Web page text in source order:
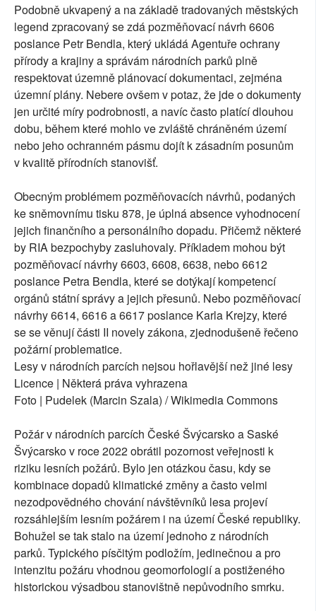
Podobně ukvapený a na základě tradovaných městských
legend zpracovaný se zdá pozměňovací návrh 6606
poslance Petr Bendla, který ukládá Agentuře ochrany
přírody a krajiny a správám národních parků plně
respektovat územně plánovací dokumentaci, zejména
územní plány. Nebere ovšem v potaz, že jde o dokumenty
jen určité míry podrobnosti, a navíc často platící dlouhou
dobu, během které mohlo ve zvláště chráněném území
nebo jeho ochranném pásmu dojít k zásadním posunům
v kvalitě přírodních stanovišť.
Obecným problémem pozměňovacích návrhů, podaných
ke sněmovnímu tisku 878, je úplná absence vyhodnocení
jejich finančního a personálního dopadu. Přičemž některé
by RIA bezpochyby zasluhovaly. Příkladem mohou být
pozměňovací návrhy 6603, 6608, 6638, nebo 6612
poslance Petra Bendla, které se dotýkají kompetencí
orgánů státní správy a jejich přesunů. Nebo pozměňovací
návrhy 6614, 6616 a 6617 poslance Karla Krejzy, které
se se věnují části II novely zákona, zjednodušeně řečeno
požární problematice.
Lesy v národních parcích nejsou hořlavější než jiné lesy
Licence | Některá práva vyhrazena
Foto | Pudelek (Marcin Szala) / Wikimedia Commons
Požár v národních parcích České Švýcarsko a Saské
Švýcarsko v roce 2022 obrátil pozornost veřejnosti k
riziku lesních požárů. Bylo jen otázkou času, kdy se
kombinace dopadů klimatické změny a často velmi
nezodpovědného chování návštěvníků lesa projeví
rozsáhlejším lesním požárem i na území České republiky.
Bohužel se tak stalo na území jednoho z národních
parků. Typického písčitým podložím, jedinečnou a pro
intenzitu požáru vhodnou geomorfologií a postiženého
historickou výsadbou stanovištně nepůvodního smrku.